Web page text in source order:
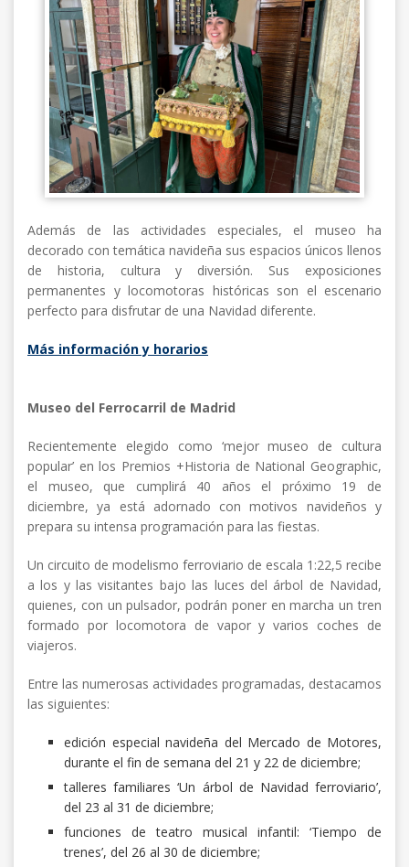
Además de las actividades especiales, el museo ha
decorado con temática navideña sus espacios únicos llenos
de historia, cultura y diversión. Sus exposiciones
permanentes y locomotoras históricas son el escenario
perfecto para disfrutar de una Navidad diferente.
Más información y horarios
Museo del Ferrocarril de Madrid
Recientemente elegido como ‘mejor museo de cultura
popular’ en los Premios +Historia de National Geographic,
el museo, que cumplirá 40 años el próximo 19 de
diciembre, ya está adornado con motivos navideños y
prepara su intensa programación para las fiestas.
Un circuito de modelismo ferroviario de escala 1:22,5 recibe
a los y las visitantes bajo las luces del árbol de Navidad,
quienes, con un pulsador, podrán poner en marcha un tren
formado por locomotora de vapor y varios coches de
viajeros.
Entre las numerosas actividades programadas, destacamos
las siguientes:
edición especial navideña del Mercado de Motores,
durante el fin de semana del 21 y 22 de diciembre;
talleres familiares ‘Un árbol de Navidad ferroviario’,
del 23 al 31 de diciembre;
funciones de teatro musical infantil: ‘Tiempo de
trenes’, del 26 al 30 de diciembre;